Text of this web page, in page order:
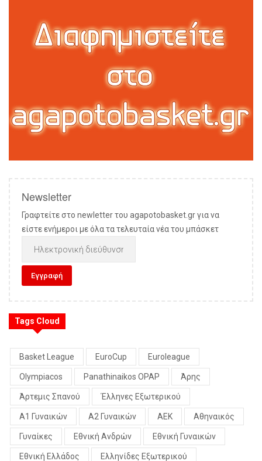
Newsletter
Γραφτείτε στο newletter του agapotobasket.gr για να
είστε ενήμεροι με όλα τα τελευταία νέα του μπάσκετ
Tags Cloud
Basket League EuroCup Euroleague
Olympiacos Panathinaikos OPAP Άρης
Άρτεμις Σπανού Έλληνες Εξωτερικού
Α1 Γυναικών Α2 Γυναικών ΑΕΚ Αθηναικός
Γυναίκες Εθνική Ανδρών Εθνική Γυναικών
Εθνική Ελλάδος Ελληνίδες Εξωτερικού